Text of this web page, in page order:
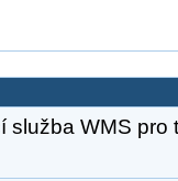
služba WMS pro